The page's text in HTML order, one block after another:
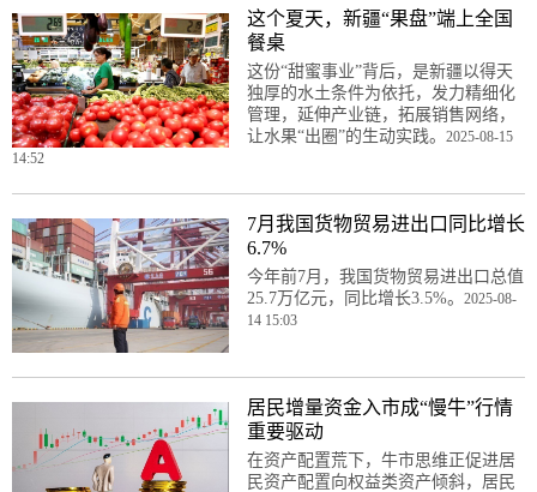
这个夏天，新疆“果盘”端上全国
餐桌
这份“甜蜜事业”背后，是新疆以得天
独厚的水土条件为依托，发力精细化
管理，延伸产业链，拓展销售网络，
让水果“出圈”的生动实践。 2025-08-15
14:52
7月我国货物贸易进出口同比增长
6.7%
今年前7月，我国货物贸易进出口总值
25.7万亿元，同比增长3.5%。 2025-08-
14 15:03
居民增量资金入市成“慢牛”行情
重要驱动
在资产配置荒下，牛市思维正促进居
民资产配置向权益类资产倾斜，居民